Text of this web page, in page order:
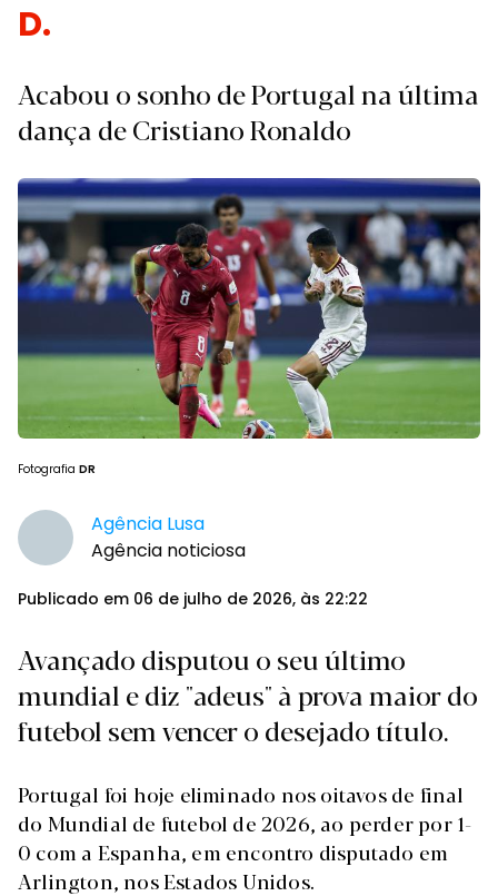
Despo
Acabou o sonho de Portugal na última
dança de Cristiano Ronaldo
Fotografia DR
Agência Lusa
Agência noticiosa
Publicado em 06 de julho de 2026, às 22:22
Avançado disputou o seu último
mundial e diz "adeus" à prova maior do
futebol sem vencer o desejado título.
Portugal foi hoje eliminado nos oitavos de final
do Mundial de futebol de 2026, ao perder por 1-
0 com a Espanha, em encontro disputado em
Arlington, nos Estados Unidos.